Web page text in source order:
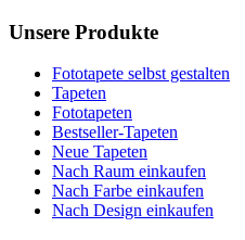
Unsere Produkte
Fototapete selbst gestalten
Tapeten
Fototapeten
Bestseller-Tapeten
Neue Tapeten
Nach Raum einkaufen
Nach Farbe einkaufen
Nach Design einkaufen